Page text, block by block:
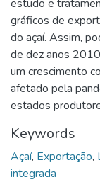
estudo e
gráficos de
do açaí. Assim,
de dez anos
um crescimento
afetado pela
estados
Keywords
Açaí, Exportação,
integrada